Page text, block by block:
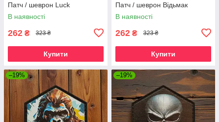
Патч / шеврон Luck
В наявності
262 ₴ 323 ₴
Купити
Патч / шеврон Відьмак
В наявності
262 ₴ 323 ₴
Купити
–19% –19%